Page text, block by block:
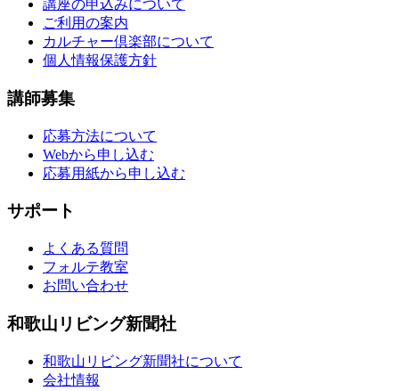
講座の申込みについて
ご利用の案内
カルチャー倶楽部について
個人情報保護方針
講師募集
応募方法について
Webから申し込む
応募用紙から申し込む
サポート
よくある質問
フォルテ教室
お問い合わせ
和歌山リビング新聞社
和歌山リビング新聞社について
会社情報